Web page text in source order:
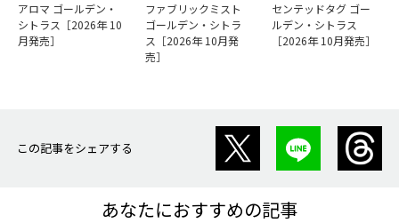
アロマ ゴールデン・
シトラス［2026年 10
月発売］
ファブリックミスト
ゴールデン・シトラ
ス［2026年 10月発
売］
センテッドタグ ゴー
ルデン・シトラス
［2026年 10月発売］
この記事をシェアする
あなたにおすすめの記事